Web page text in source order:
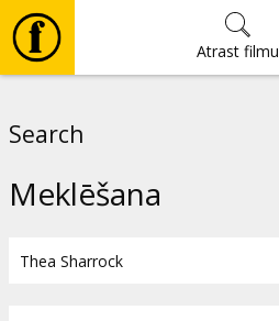
Atrast filmu
Search
Meklēšana